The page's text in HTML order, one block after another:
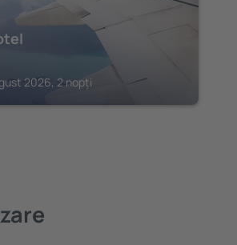
2026, 2 nopți